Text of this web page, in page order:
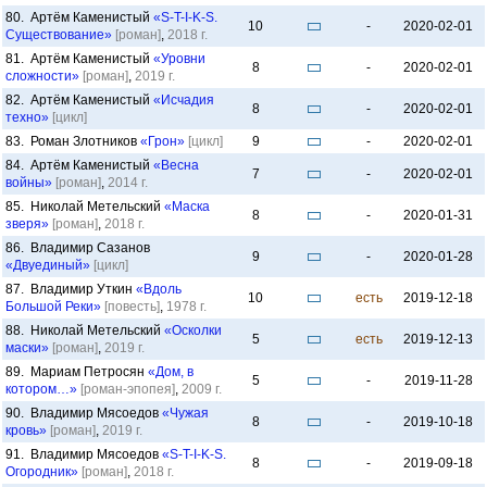
80. Артём Каменистый «S-T-I-K-S.
Существование» [роман], 2018 г.
10 - 2020-02-01
81. Артём Каменистый «Уровни
сложности» [роман], 2019 г.
8 - 2020-02-01
82. Артём Каменистый «Исчадия
техно» [цикл]
8 - 2020-02-01
83. Роман Злотников «Грон» [цикл] 9 -
2020-02-01
84. Артём Каменистый «Весна
войны» [роман], 2014 г.
7 - 2020-02-01
85. Николай Метельский «Маска
зверя» [роман], 2018 г.
8 - 2020-01-31
86. Владимир Сазанов
«Двуединый» [цикл]
9 - 2020-01-28
87. Владимир Уткин «Вдоль
Большой Реки» [повесть], 1978 г.
10 есть 2019-12-18
88. Николай Метельский «Осколки
маски» [роман], 2019 г.
5 есть 2019-12-13
89. Мариам Петросян «Дом, в
котором…» [роман-эпопея], 2009 г.
5 - 2019-11-28
90. Владимир Мясоедов «Чужая
кровь» [роман], 2019 г.
8 - 2019-10-18
91. Владимир Мясоедов «S-T-I-K-S.
Огородник» [роман], 2018 г.
8 - 2019-09-18